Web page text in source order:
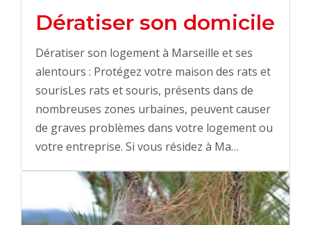
Dératiser son domicile
Dératiser son logement à Marseille et ses
alentours : Protégez votre maison des rats et
sourisLes rats et souris, présents dans de
nombreuses zones urbaines, peuvent causer
de graves problèmes dans votre logement ou
votre entreprise. Si vous résidez à Ma…